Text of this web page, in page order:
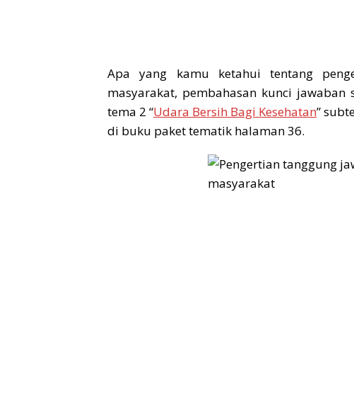
Apa yang kamu ketahui tentang
masyarakat, pembahasan kunci
tema 2 “Udara Bersih Bagi Kesehatan”
di buku paket tematik halaman 36.